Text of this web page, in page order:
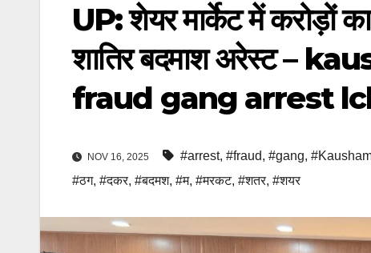
UP: शेयर मार्केट में करोड़ों
शातिर बदमाश अरेस्ट –
fraud gang arrest
NOV 16, 2025 #arrest, #fraud, #gang,
#ठग, #दकर, #बदमश, #म, #मरकट, #शतर, #शयर